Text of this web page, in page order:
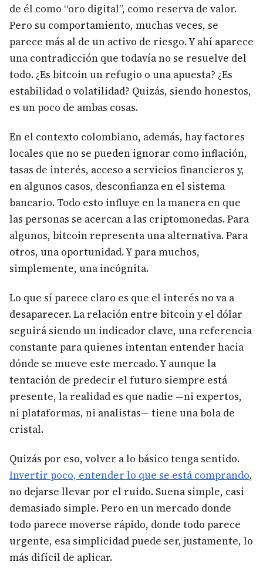
de él como “oro digital”, como reserva de valor.
Pero su comportamiento, muchas veces, se
parece más al de un activo de riesgo. Y ahí aparece
una contradicción que todavía no se resuelve del
todo. ¿Es bitcoin un refugio o una apuesta? ¿Es
estabilidad o volatilidad? Quizás, siendo honestos,
es un poco de ambas cosas.
En el contexto colombiano, además, hay factores
locales que no se pueden ignorar como inflación,
tasas de interés, acceso a servicios financieros y,
en algunos casos, desconfianza en el sistema
bancario. Todo esto influye en la manera en que
las personas se acercan a las criptomonedas. Para
algunos, bitcoin representa una alternativa. Para
otros, una oportunidad. Y para muchos,
simplemente, una incógnita.
Lo que sí parece claro es que el interés no va a
desaparecer. La relación entre bitcoin y el dólar
seguirá siendo un indicador clave, una referencia
constante para quienes intentan entender hacia
dónde se mueve este mercado. Y aunque la
tentación de predecir el futuro siempre está
presente, la realidad es que nadie —ni expertos,
ni plataformas, ni analistas— tiene una bola de
cristal.
Quizás por eso, volver a lo básico tenga sentido.
Invertir poco, entender lo que se está comprando,
no dejarse llevar por el ruido. Suena simple, casi
demasiado simple. Pero en un mercado donde
todo parece moverse rápido, donde todo parece
urgente, esa simplicidad puede ser, justamente, lo
más difícil de aplicar.